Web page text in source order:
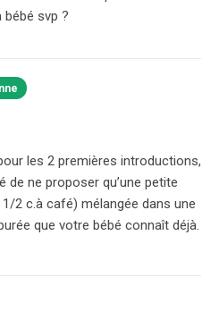
bébé svp ?
les 2 premières introductions,
de ne proposer qu’une petite
2 c.à café) mélangée dans une
que votre bébé connaît déjà.